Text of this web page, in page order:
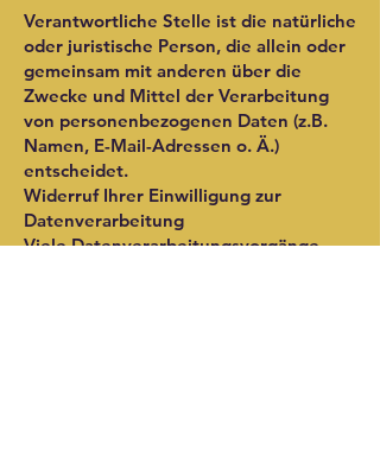
Verantwortliche Stelle ist die natürliche
oder juristische Person, die allein oder
gemeinsam mit anderen über die
Zwecke und Mittel der Verarbeitung
von personenbezogenen Daten (z.B.
Namen, E-Mail-Adressen o. Ä.)
entscheidet.
Widerruf Ihrer Einwilligung zur
Datenverarbeitung
Viele Datenverarbeitungsvorgänge